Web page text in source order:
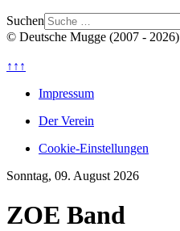
Suchen
© Deutsche Mugge (2007 - 2026)
↑↑↑
Impressum
Der Verein
Cookie-Einstellungen
Sonntag, 09. August 2026
ZOE Band